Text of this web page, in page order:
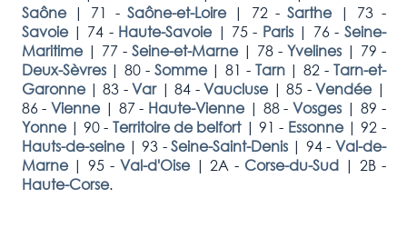
Saône | 71 - Saône-et-Loire | 72 -Sarthe | 73 -
Savoie | 74 - Haute-Savoie | 75 - Paris | 76 - Seine-
Maritime | 77 - Seine-et-Marne | 78 - Yvelines | 79 -
Deux-Sèvres | 80 - Somme | 81 - Tarn | 82 - Tarn-et-
Garonne |83 -Var |84 -Vaucluse |85 -Vendée |
86 -Vienne | 87 - Haute-Vienne | 88 -Vosges | 89 -
Yonne |90 - Territoire de belfort | 91 - Essonne | 92 -
Hauts-de-seine |93 -Seine-Saint-Denis | 94 - Val-de-
Marne |95 - Val-d'Oise |2A - Corse-du-Sud | 2B -
Haute-Corse.